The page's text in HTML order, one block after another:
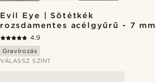
Evil Eye | Sötétkék
rozsdamentes acélgyűrű - 7 mm
4.9
Gravírozás
VÁLASSZ SZÍNT